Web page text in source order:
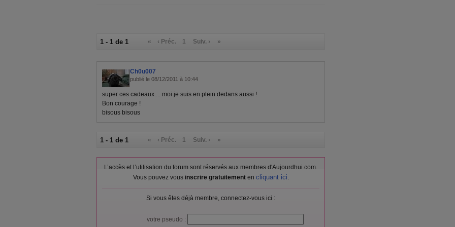
1 - 1 de 1 « ‹ Préc. 1 Suiv. › »
Ch0u007
publié le 08/12/2011 à 10:44
super ces cadeaux.... moi je suis en plein dedans aussi !
Bon courage !
bisous bisous
1 - 1 de 1 « ‹ Préc. 1 Suiv. › »
L’accès et l’utilisation du forum sont réservés aux membres d'Aujourdhui.com.
Vous pouvez vous inscrire gratuitementen cliquant ici.
Si vous êtes déjà membre, connectez-vous ici :
votre pseudo :